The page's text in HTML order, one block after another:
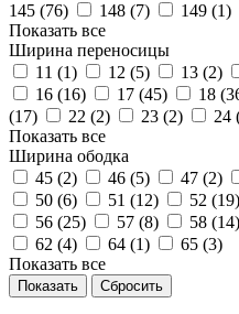
145 (76) 148 (7) 149 (1)
Показать все
Ширина переносицы
11 (1) 12 (5) 13 (2)
16 (16) 17 (45) 18 (
(17) 22 (2) 23 (2) 24
Показать все
Ширина ободка
45 (2) 46 (5) 47 (2)
50 (6) 51 (12) 52 (19)
56 (25) 57 (8) 58 (14)
62 (4) 64 (1) 65 (3)
Показать все
Сбросить